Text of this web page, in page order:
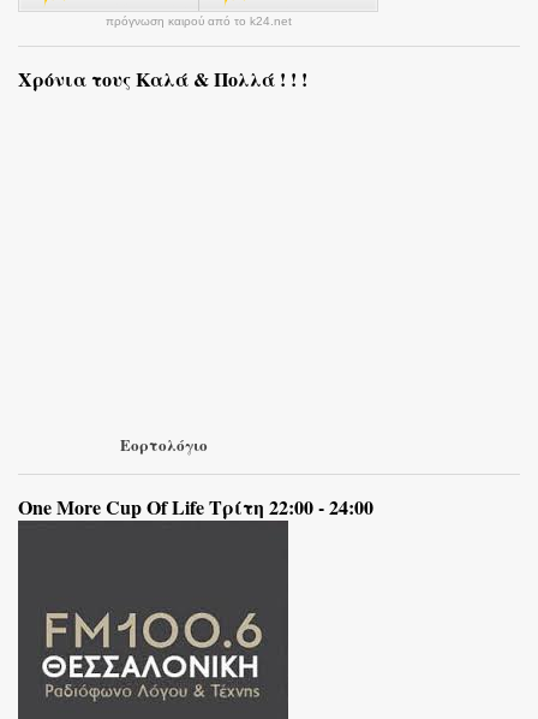
πρόγνωση καιρού από το k24.net
Χρόνια τους Καλά & Πολλά ! ! !
Εορτολόγιο
One More Cup Of Life Τρίτη 22:00 - 24:00